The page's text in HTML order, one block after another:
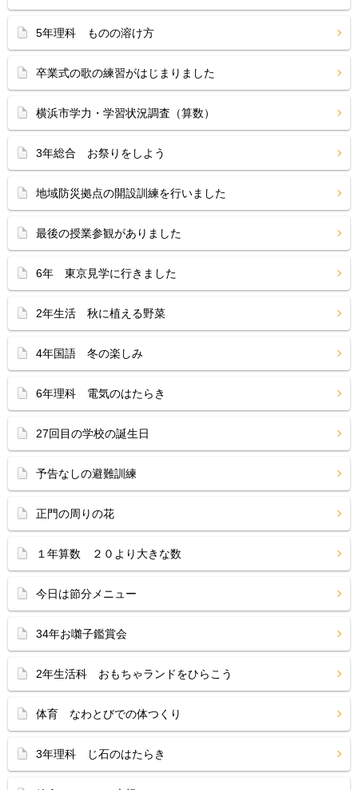
5年理科 ものの溶け方
卒業式の歌の練習がはじまりました
横浜市学力・学習状況調査（算数）
3年総合 お祭りをしよう
地域防災拠点の開設訓練を行いました
最後の授業参観がありました
6年 東京見学に行きました
2年生活 秋に植える野菜
4年国語 冬の楽しみ
6年理科 電気のはたらき
27回目の学校の誕生日
予告なしの避難訓練
正門の周りの花
１年算数 ２０より大きな数
今日は節分メニュー
34年お囃子鑑賞会
2年生活科 おもちゃランドをひらこう
体育 なわとびでの体つくり
3年理科 じ石のはたらき